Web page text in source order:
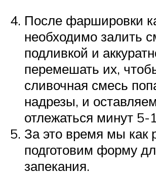
После фаршировки
необходимо залить
подливкой и
перемешать их,
сливочная смесь
надрезы, и
отлежаться минут 5-
За это время мы как
подготовим форму
запекания.